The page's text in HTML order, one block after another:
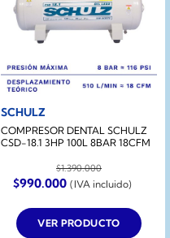
SCHULZ
COMPRESOR DENTAL SCHULZ
CSD-18.1 3HP 100L 8BAR 18CFM
$1.390.000
El
precio
original
era:
$1.390.000.
$990.000El
precio
actual
es:
$990.000.
(IVA incluido)
VER PRODUCTO